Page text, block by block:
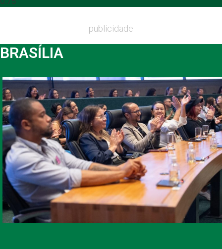
publicidade
BRASÍLIA